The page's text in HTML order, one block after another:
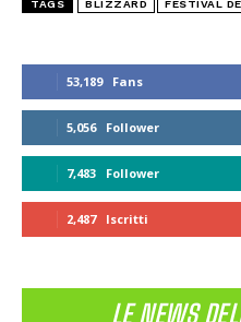
53,189 Fans
5,056 Follower
7,483 Follower
2,487 Iscritti
LE NEWS
TAGS BLIZZARD FESTIVAL